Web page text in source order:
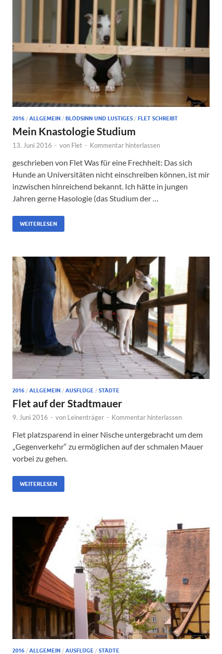
2016 / ALLGEMEIN / BLÖDSINN UND LUSTIGES / FLET SCHREIBT
Mein Knastologie Studium
13. Juni 2016 - von Flet - Kommentar hinterlassen
geschrieben von Flet Was für eine Frechheit: Das sich
Hunde an Universitäten nicht einschreiben können, ist mir
inzwischen hinreichend bekannt. Ich hätte in jungen
Jahren gerne Hasologie (das Studium der …
WEITERLESEN
2016 / ALLGEMEIN / AUSFLÜGE / STÄDTE
Flet auf der Stadtmauer
9. Juni 2016 - von Leinenträger - Kommentar hinterlassen
Flet platzsparend in einer Nische untergebracht um dem
„Gegenverkehr“ zu ermöglichen auf der schmalen Mauer
vorbei zu gehen.
WEITERLESEN
2016 / ALLGEMEIN / AUSFLÜGE / STÄDTE